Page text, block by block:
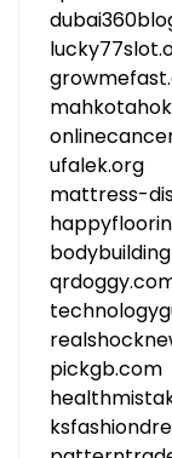
ufalek.org
mattress-
pickgb.com